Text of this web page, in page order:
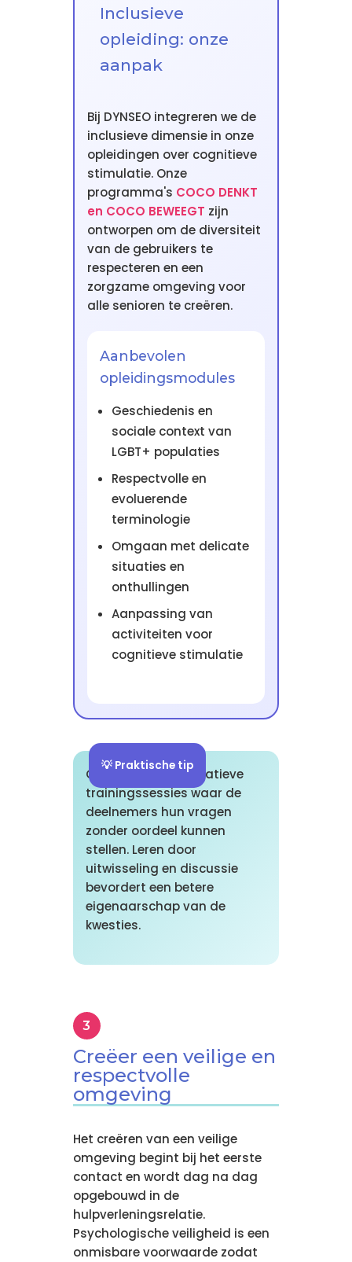
Inclusieve
opleiding: onze
aanpak
Bij DYNSEO integreren we de
inclusieve dimensie in onze
opleidingen over cognitieve
stimulatie. Onze
programma's COCO DENKT
en COCO BEWEEGT zijn
ontworpen om de diversiteit
van de gebruikers te
respecteren en een
zorgzame omgeving voor
alle senioren te creëren.
Aanbevolen
opleidingsmodules
Geschiedenis en
sociale context van
LGBT+ populaties
Respectvolle en
evoluerende
terminologie
Omgaan met delicate
situaties en
onthullingen
Aanpassing van
activiteiten voor
cognitieve stimulatie
💡 Praktische tip
Organiseer participatieve
trainingssessies waar de
deelnemers hun vragen
zonder oordeel kunnen
stellen. Leren door
uitwisseling en discussie
bevordert een betere
eigenaarschap van de
kwesties.
Creëer een veilige en
respectvolle
omgeving
Het creëren van een veilige
omgeving begint bij het eerste
contact en wordt dag na dag
opgebouwd in de
hulpverleningsrelatie.
Psychologische veiligheid is een
onmisbare voorwaarde zodat